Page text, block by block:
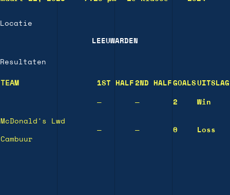
Locatie
LEEUWARDEN
Resultaten
TEAM 1ST HALF 2ND HALF GOALS UITSLAG
— — 2 Win
McDonald’s Lwd
Cambuur
— — 0 Loss